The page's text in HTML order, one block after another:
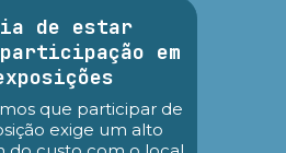
de estar
em
que participar de
exige um alto